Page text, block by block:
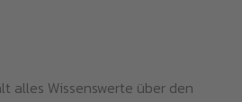
alles Wissenswerte über den